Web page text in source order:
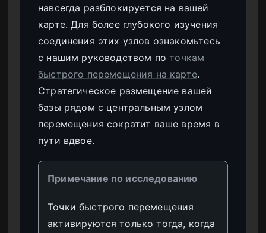
навсегда разблокируется на вашей
карте. Для более глубокого изучения
соединения этих узлов ознакомьтесь
с нашим руководством поточкам
быстрого перемещения на карте.
Стратегическое размещение вашей
базы рядом с центральным узлом
перемещения сократит ваше время в
пути вдвое.
Примечание по исследованию
Точки быстрого перемещения
активируются только тогда, когда